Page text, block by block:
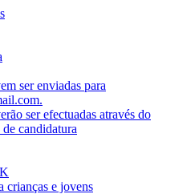
ser enviadas para
ser efectuadas através do
candidatura
crianças e jovens